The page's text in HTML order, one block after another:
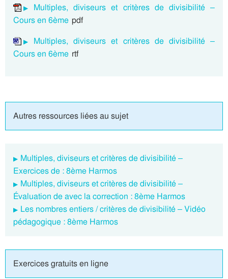
Multiples, diviseurs et critères de divisibilité –
Cours en 6ème pdf
Multiples, diviseurs et critères de divisibilité –
Cours en 6ème rtf
Autres ressources liées au sujet
Multiples, diviseurs et critères de divisibilité –
Exercices de : 8ème Harmos
Multiples, diviseurs et critères de divisibilité –
Évaluation de avec la correction : 8ème Harmos
Les nombres entiers / critères de divisibilité – Vidéo
pédagogique : 8ème Harmos
Exercices gratuits en ligne